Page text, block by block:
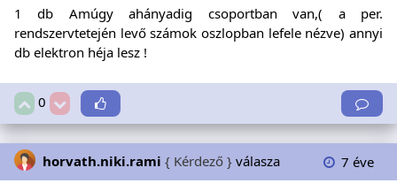
1 db Amúgy ahányadig csoportban van,( a per.
rendszervtetején levő számok oszlopban lefele nézve) annyi
db elektron héja lesz !
0
horvath.niki.rami { Kérdező } válasza 7 éve